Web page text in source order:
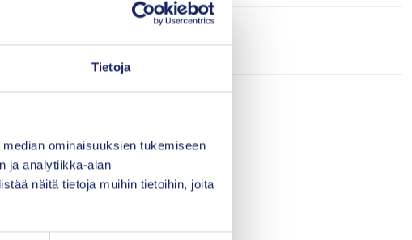
Tietoja
ominaisuuksien tukemiseen
ja analytiikka-alan
näitä tietoja muihin tietoihin, joita
osallisuus ja myönteiset
Taina Laajasalo THL:stä.
lasten ja nuorten
tärkeiden
löytyy